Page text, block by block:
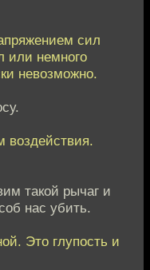
сил
или немного
невозможно.
воздействия.
такой рычаг и
нас убить.
Это глупость и